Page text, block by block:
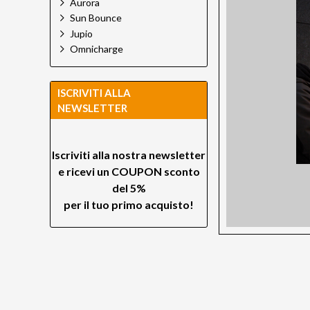
Sun Bounce
Jupio
Omnicharge
ISCRIVITI ALLA
NEWSLETTER
Iscriviti alla nostra newsletter
e ricevi un COUPON sconto
del 5%
per il tuo primo acquisto!